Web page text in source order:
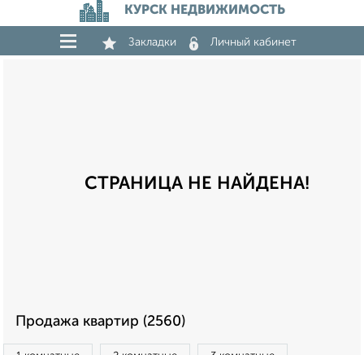
КУРСК НЕДВИЖИМОСТЬ
Закладки Личный кабинет
СТРАНИЦА НЕ НАЙДЕНА!
Продажа квартир (2560)